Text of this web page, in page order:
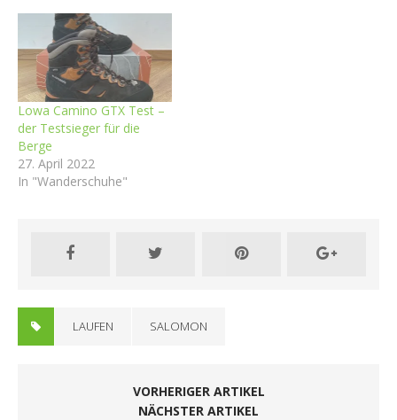
Lowa Camino GTX Test –
der Testsieger für die
Berge
27. April 2022
In "Wanderschuhe"
LAUFEN SALOMON
VORHERIGER ARTIKEL
NÄCHSTER ARTIKEL